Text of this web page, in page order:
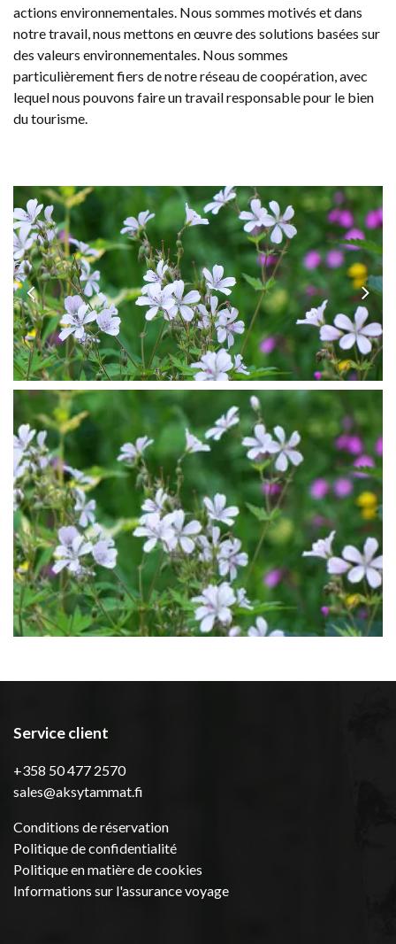
actions environnementales. Nous sommes motivés et dans
notre travail, nous mettons en œuvre des solutions basées sur
des valeurs environnementales. Nous sommes
particulièrement fiers de notre réseau de coopération, avec
lequel nous pouvons faire un travail responsable pour le bien
du tourisme.
Service client
+358 50 477 2570
sales@aksytammat.fi
Conditions de réservation
Politique de confidentialité
Politique en matière de cookies
Informations sur l'assurance voyage